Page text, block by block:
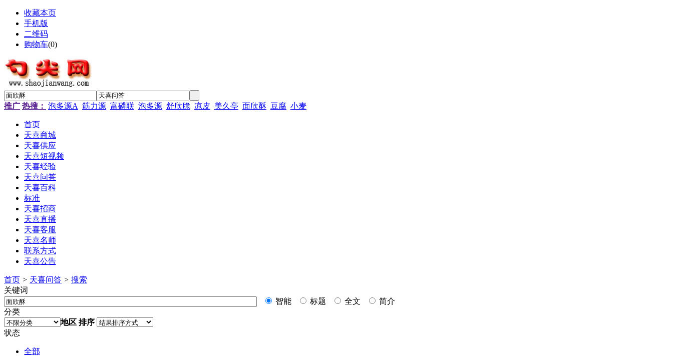
收藏本页
手机版
二维码
购物车(0)
推广 热搜： 泡多源A 筋力源 富磷联 泡多源 舒欣脆 凉皮 美久亭 面欣酥 豆腐 小麦
首页
天喜商城
天喜供应
天喜短视频
天喜经验
天喜问答
天喜百科
标准
天喜招商
天喜直播
天喜客服
天喜名师
联系方式
天喜公告
首页 > 天喜问答 > 搜索
关键词
智能
标题 全文
简介
分类
地区 排序
状态
全部